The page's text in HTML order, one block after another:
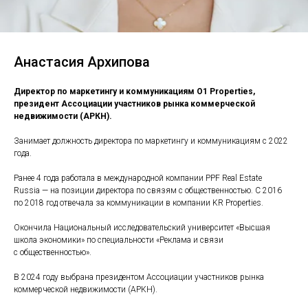
Анастасия Архипова
Директор по маркетингу и коммуникациям O1 Properties,
президент Ассоциации участников рынка коммерческой
недвижимости (АРКН).
Занимает должность директора по маркетингу и коммуникациям с 2022
года.
Ранее 4 года работала в международной компании PPF Real Estate
Russia — на позиции директора по связям с общественностью. С 2016
по 2018 год отвечала за коммуникации в компании KR Properties.
Окончила Национальный исследовательский университет «Высшая
школа экономики» по специальности «Реклама и связи
с общественностью».
В 2024 году выбрана президентом Ассоциации участников рынка
коммерческой недвижимости (АРКН).